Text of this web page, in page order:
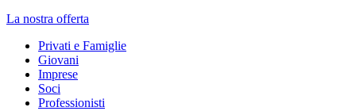
La nostra offerta
Privati e Famiglie
Giovani
Imprese
Soci
Professionisti